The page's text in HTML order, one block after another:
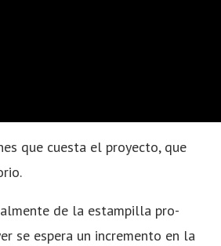
que cuesta el proyecto, que
de la estampilla pro-
se espera un incremento en la